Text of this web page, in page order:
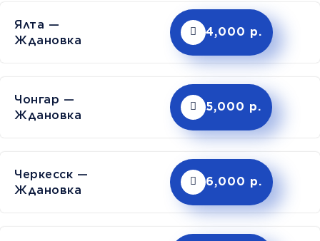
Ялта —
Ждановка
4,000 р.
Чонгар —
Ждановка
5,000 р.
Черкесск —
Ждановка
6,000 р.